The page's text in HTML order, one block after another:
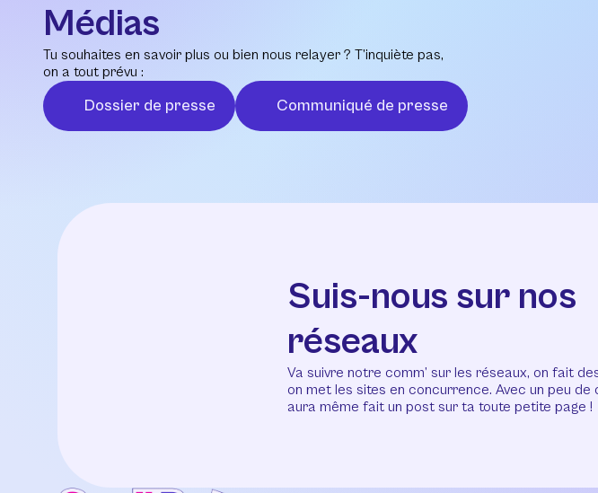
Médias
Tu souhaites en savoir plus ou bien nous relayer ? T’inquiète pas,
on a tout prévu :
Dossier de presse Communiqué de presse
Suis-nous sur nos
réseaux
Va suivre notre comm’ sur les réseaux, on fait
on met les sites en concurrence. Avec un peu de
aura même fait un post sur ta toute petite page !